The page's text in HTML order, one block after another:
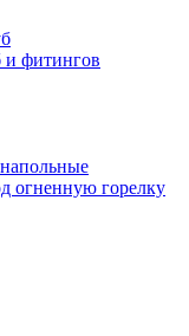
и фитингов
огненную горелку